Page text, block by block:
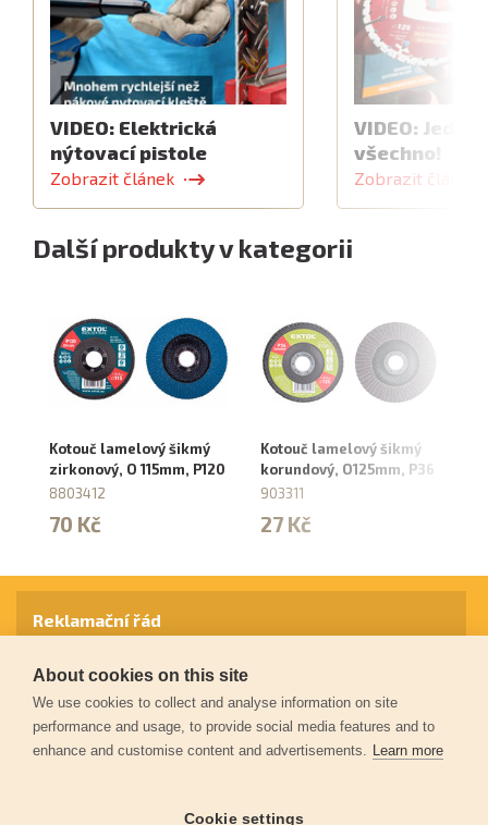
VIDEO: Elektrická
nýtovací pistole
Zobrazit článek
VIDEO:
všechno!
Zobrazit článek
Další produkty v kategorii
Kotouč lamelový šikmý
zirkonový, O 115mm, P120
8803412
70 Kč
Kotouč lamelový šikmý
korundový, O125mm, P36
903311
27 Kč
Reklamační řád
Záruční podmínky
Ochrana osobních údajů
About cookies on this site
We use cookies to collect and analyse information on site
performance and usage, to provide social media features and to
enhance and customise content and advertisements. Learn more
Cookie settings